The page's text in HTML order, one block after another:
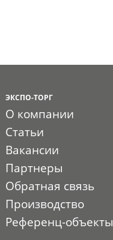
ЭКСПО-ТОРГ
О компании
Статьи
Вакансии
Партнеры
Обратная связь
Производство
Референц-объекты